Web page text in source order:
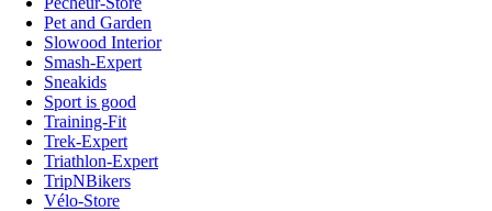
Pet and Garden
Slowood Interior
Smash-Expert
Sneakids
Sport is good
Training-Fit
Trek-Expert
Triathlon-Expert
TripNBikers
Vélo-Store